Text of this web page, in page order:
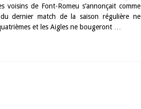
de Font-Romeu s’annonçait comme
dernier match de la saison régulière ne
et les Aigles ne bougeront …